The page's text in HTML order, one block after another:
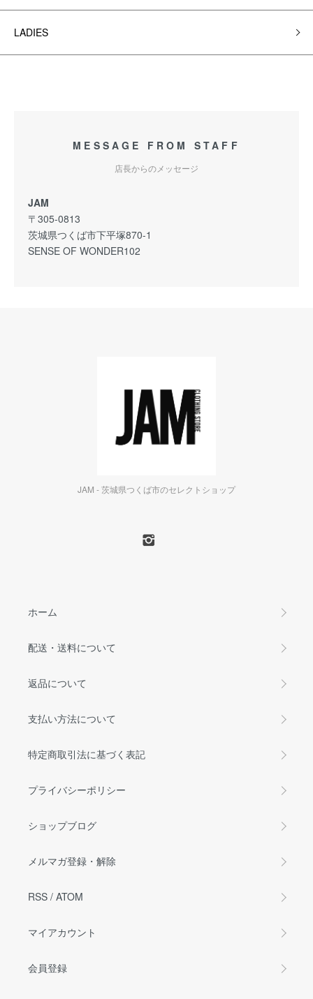
LADIES
MESSAGE FROM STAFF
店長からのメッセージ
JAM
〒305-0813
茨城県つくば市下平塚870-1
SENSE OF WONDER102
JAM - 茨城県つくば市のセレクトショップ
ホーム
配送・送料について
返品について
支払い方法について
特定商取引法に基づく表記
プライバシーポリシー
ショップブログ
メルマガ登録・解除
RSS / ATOM
マイアカウント
会員登録